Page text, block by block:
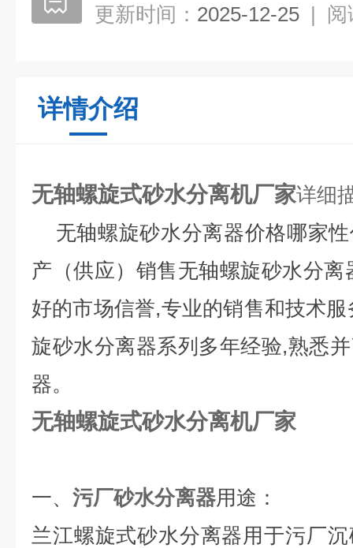
更新时间： 2025-12-25 | 阅
详情介绍
无轴螺旋式砂水分离机厂家详细
无轴螺旋砂水分离器价格哪家
产 （供应） 销售无轴螺旋砂水分离
好的市场信誉,专业的销售和技术服
旋砂水分离器系列多年经验,熟悉
器。
无轴螺旋式砂水分离机厂家
一、 污厂砂水分离器用途：
兰江螺旋式砂水分离器用于污厂